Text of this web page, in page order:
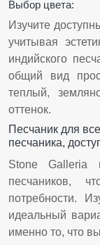
Выбор цвета:
Изучите
учитывая
индийского
общий вид
теплый,
оттенок.
Песчаник для
песчаника,
Stone Galleria
песчаников,
потребности.
идеальный
именно то, что